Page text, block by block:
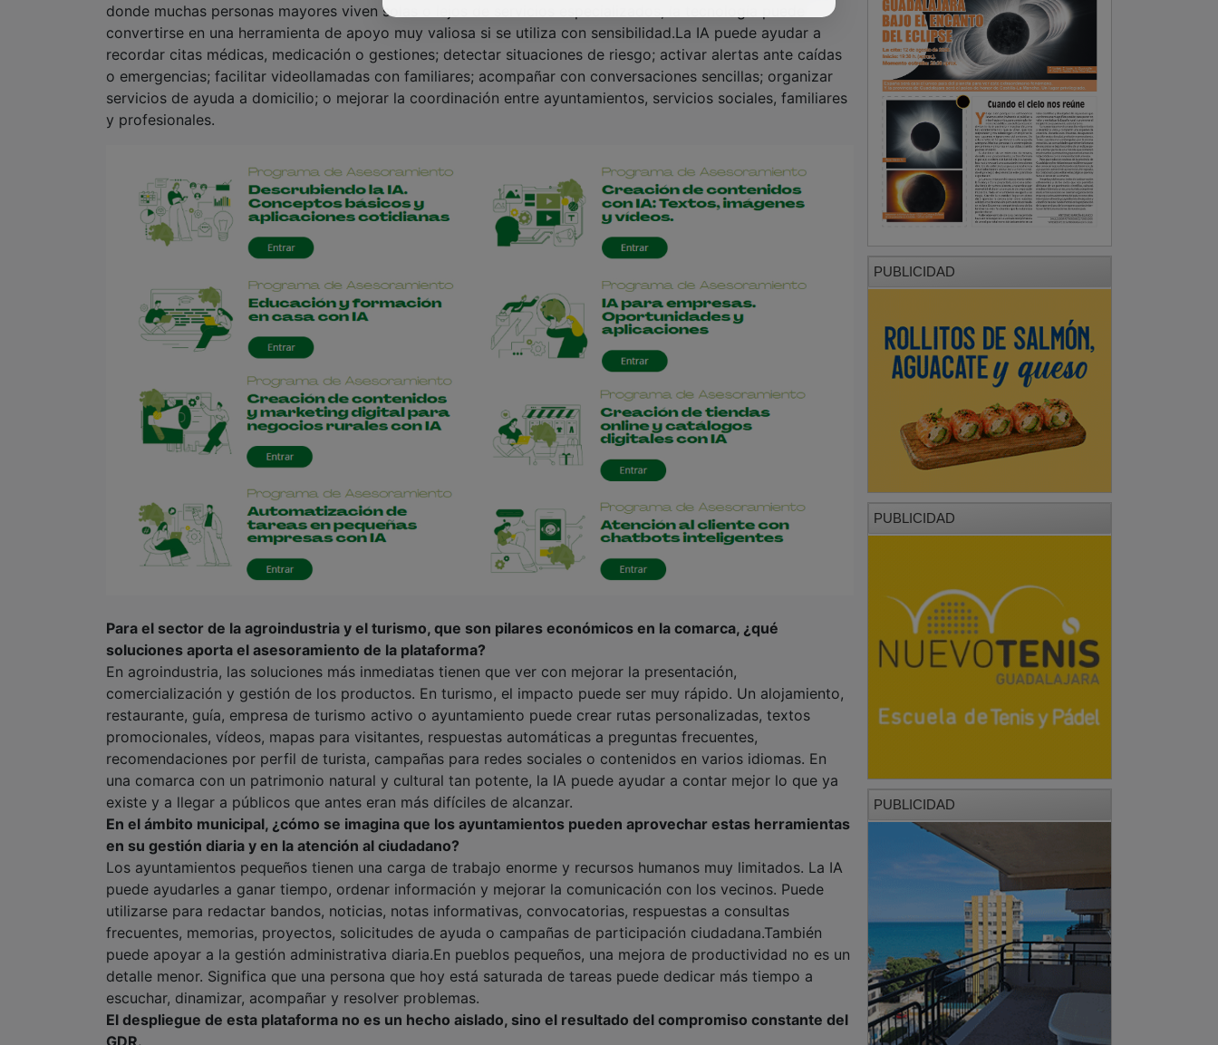
donde muchas personas mayores viven solas o lejos de servicios especializados, la tecnología puede
convertirse en una herramienta de apoyo muy valiosa si se utiliza con sensibilidad.La IA puede ayudar a
recordar citas médicas, medicación o gestiones; detectar situaciones de riesgo; activar alertas ante caídas
o emergencias; facilitar videollamadas con familiares; acompañar con conversaciones sencillas; organizar
servicios de ayuda a domicilio; o mejorar la coordinación entre ayuntamientos, servicios sociales, familiares
y profesionales.
Para el sector de la agroindustria y el turismo, que son pilares económicos en la comarca, ¿qué
soluciones aporta el asesoramiento de la plataforma?
En agroindustria, las soluciones más inmediatas tienen que ver con mejorar la presentación,
comercialización y gestión de los productos. En turismo, el impacto puede ser muy rápido. Un alojamiento,
restaurante, guía, empresa de turismo activo o ayuntamiento puede crear rutas personalizadas, textos
promocionales, vídeos, mapas para visitantes, respuestas automáticas a preguntas frecuentes,
recomendaciones por perfil de turista, campañas para redes sociales o contenidos en varios idiomas. En
una comarca con un patrimonio natural y cultural tan potente, la IA puede ayudar a contar mejor lo que ya
existe y a llegar a públicos que antes eran más difíciles de alcanzar.
En el ámbito municipal, ¿cómo se imagina que los ayuntamientos pueden aprovechar estas herramientas
en su gestión diaria y en la atención al ciudadano?
Los ayuntamientos pequeños tienen una carga de trabajo enorme y recursos humanos muy limitados. La IA
puede ayudarles a ganar tiempo, ordenar información y mejorar la comunicación con los vecinos. Puede
utilizarse para redactar bandos, noticias, notas informativas, convocatorias, respuestas a consultas
frecuentes, memorias, proyectos, solicitudes de ayuda o campañas de participación ciudadana.También
puede apoyar a la gestión administrativa diaria.En pueblos pequeños, una mejora de productividad no es un
detalle menor. Significa que una persona que hoy está saturada de tareas puede dedicar más tiempo a
escuchar, dinamizar, acompañar y resolver problemas.
El despliegue de esta plataforma no es un hecho aislado, sino el resultado del compromiso constante del
GDR.
PUBLICIDAD
PUBLICIDAD
PUBLICIDAD